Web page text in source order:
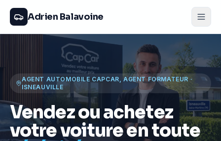
Adrien Balavoine
AGENT AUTOMOBILE CAPCAR, AGENT FORMATEUR ·
ISNEAUVILLE
Vendez ou achetez
votre voiture en toute